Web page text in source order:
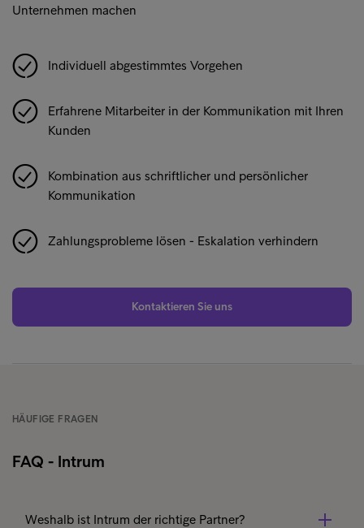
Unternehmen machen
Individuell abgestimmtes Vorgehen
Erfahrene Mitarbeiter in der Kommunikation mit Ihren
Kunden
Kombination aus schriftlicher und persönlicher
Kommunikation
Zahlungsprobleme lösen - Eskalation verhindern
Kontaktieren Sie uns
HÄUFIGE FRAGEN
FAQ - Intrum
Weshalb ist Intrum der richtige Partner?